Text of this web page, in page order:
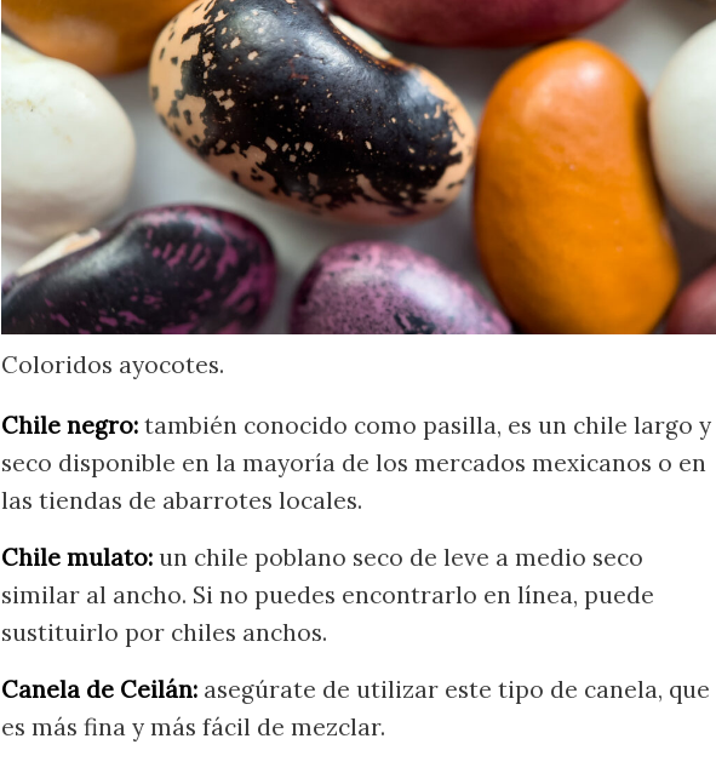
Coloridos ayocotes.
Chile negro: también conocido como pasilla, es un chile largo y
seco disponible en la mayoría de los mercados mexicanos o en
las tiendas de abarrotes locales.
Chile mulato: un chile poblano seco de leve a medio seco
similar al ancho. Si no puedes encontrarlo en línea, puede
sustituirlo por chiles anchos.
Canela de Ceilán: asegúrate de utilizar este tipo de canela, que
es más fina y más fácil de mezclar.